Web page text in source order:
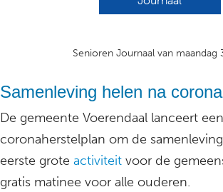
Senioren Journaal van maandag
Samenleving helen na corona
De gemeente Voerendaal lanceert een
coronaherstelplan om de
eerste grote activiteit voor de
gratis matinee voor alle ouderen.